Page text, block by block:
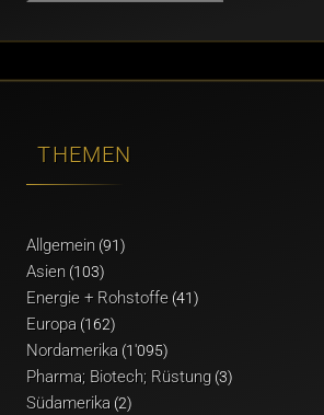
THEMEN
Allgemein (91)
Asien (103)
Energie + Rohstoffe (41)
Europa (162)
Nordamerika (1'095)
Pharma; Biotech; Rüstung (3)
Südamerika (2)